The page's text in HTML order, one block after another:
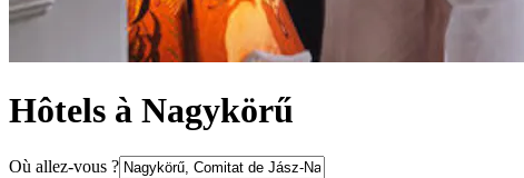
Hôtels à Nagykörű
Où allez-vous ?